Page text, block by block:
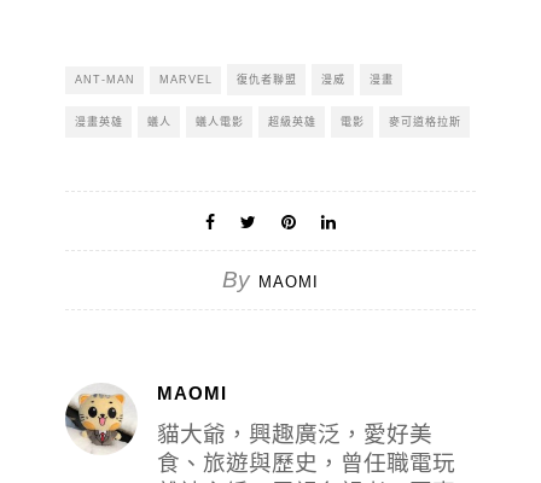
ANT-MAN MARVEL 復仇者聯盟 漫威 漫畫
漫畫英雄 蟻人 蟻人電影 超級英雄 電影 麥可道格拉斯
By MAOMI
MAOMI
貓大爺，興趣廣泛，愛好美
食、旅遊與歷史，曾任職電玩